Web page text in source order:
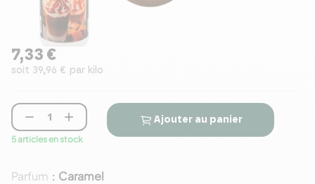
7,33 €
soit 39,96 € par kilo
Parfum : Caramel
 
5 articles en stock
Ajouter au panier